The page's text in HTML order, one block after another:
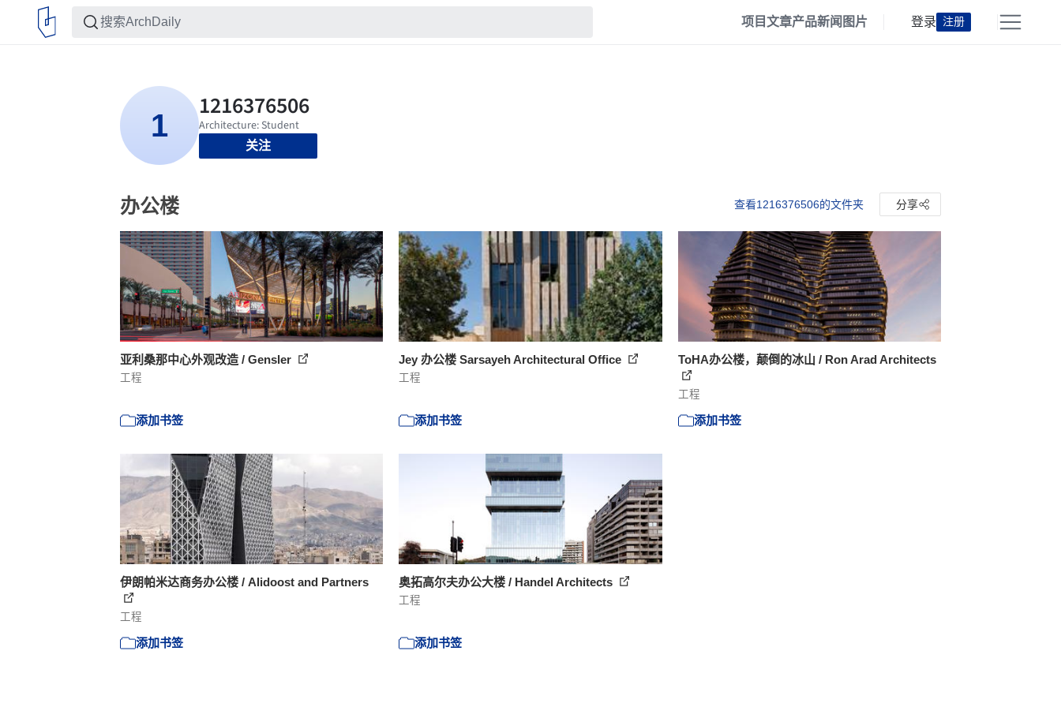
项目文章产品新闻 图片 登录 注册
关注
办公楼 查看1216376506的文件夹 分享
亚利桑那中心外观改造 / Gensler
工程
添加书签
Jey 办公楼 Sarsayeh Architectural Office
工程
添加书签
ToHA办公楼，颠倒的冰山 / Ron Arad Architects
工程
添加书签
伊朗帕米达商务办公楼 / Alidoost and Partners
工程
添加书签
奥拓高尔夫办公大楼 / Handel Architects
工程
添加书签